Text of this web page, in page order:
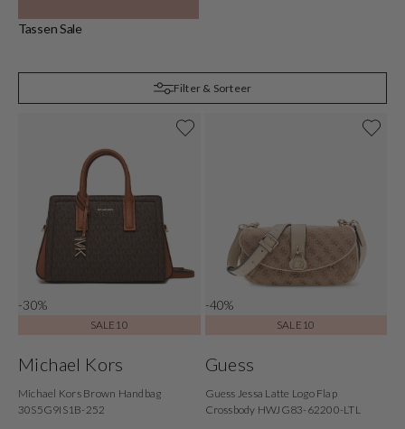
Tassen Sale
Filter & Sorteer
-30%
SALE10
Michael Kors
Michael Kors Brown Handbag
30S5G9IS1B-252
-40%
SALE10
Guess
Guess Jessa Latte Logo Flap
Crossbody HWJG83-62200-LTL